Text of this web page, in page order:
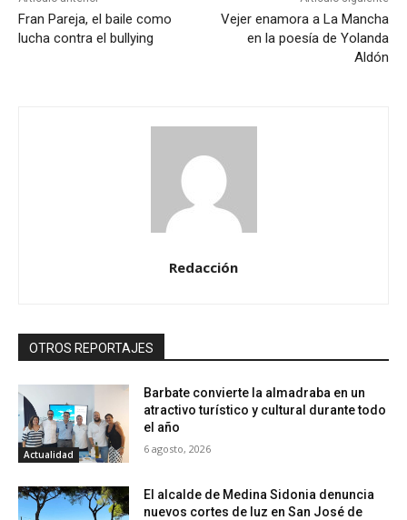
Fran Pareja, el baile como
lucha contra el bullying
Vejer enamora a La Mancha
en la poesía de Yolanda
Aldón
Redacción
OTROS REPORTAJES
Actualidad
Barbate convierte la almadraba en un
atractivo turístico y cultural durante todo
el año
6 agosto, 2026
El alcalde de Medina Sidonia denuncia
nuevos cortes de luz en San José de